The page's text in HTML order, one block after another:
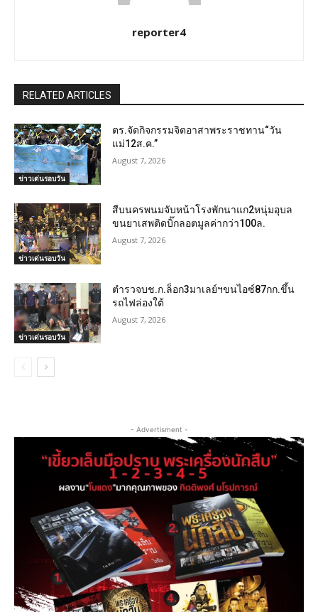
reporter4
RELATED ARTICLES
ข่าวเด่นรอบวัน
ตร.จัดกิจกรรมจิตอาสาพระราชทาน“วัน
แม่12ส.ค.”
August 7, 2026
ข่าวเด่นรอบวัน
สืบนครพนมจับหน้าโรงพักนาแก2หนุ่มอุบล
ขนยาเสพติดบิ๊กลอตมูลค่ากว่า100ล.
August 7, 2026
ข่าวเด่นรอบวัน
ตำรวจบช.ก.ล็อก3มาเลย์ฯขนไอซ์87กก.ขึ้น
รถไฟล่องใต้
August 7, 2026
- Advertisment -